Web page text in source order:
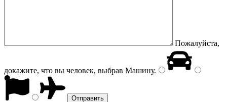
Пожалуйста,
докажите, что вы человек, выбрав Машину.